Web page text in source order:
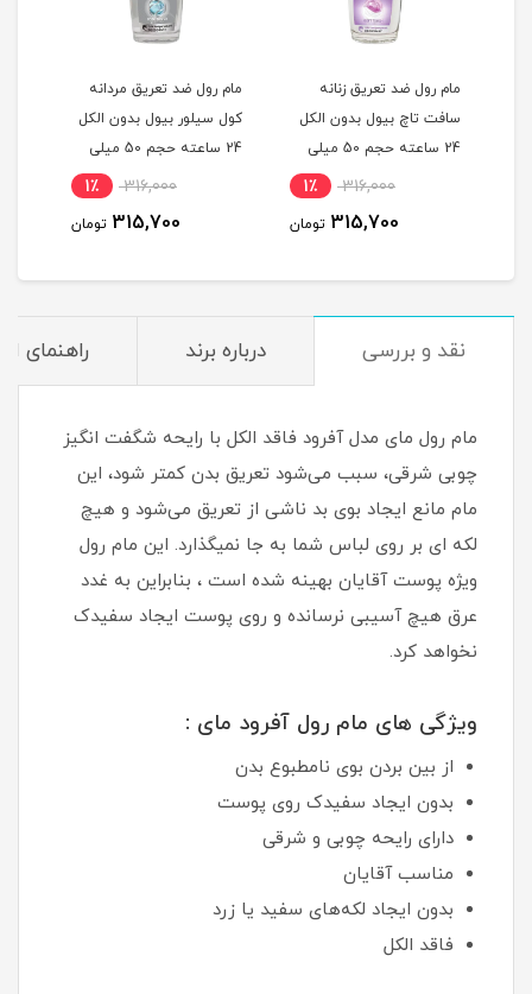
مام رول ضد تعریق زنانه
سافت تاچ بیول بدون الکل
24 ساعته حجم 50 میلی
316,000 1٪
315,700 تومان
مام رول ضد تعریق مردانه
کول سیلور بیول بدون الکل
24 ساعته حجم 50 میلی
316,000 1٪
315,700 تومان
نقد و بررسی درباره برند راهنمای
مام رول مای مدل آفرود فاقد الکل با رایحه شگفت انگیز
چوبی شرقی، سبب می‌شود تعریق بدن کمتر شود، این
مام مانع ایجاد بوی بد ناشی از تعریق می‌شود و هیچ
لکه ای بر روی لباس شما به جا نمیگذارد. این مام رول
ویژه پوست آقایان بهینه شده است ، بنابراین به غدد
عرق هیچ آسیبی نرسانده و روی پوست ایجاد سفیدک
نخواهد کرد.
ویژگی های مام رول آفرود مای :
از بین بردن بوی نامطبوع بدن
بدون ایجاد سفیدک روی پوست
دارای رایحه چوبی و شرقی
مناسب آقایان
بدون ایجاد لکه‌های سفید یا زرد
فاقد الکل